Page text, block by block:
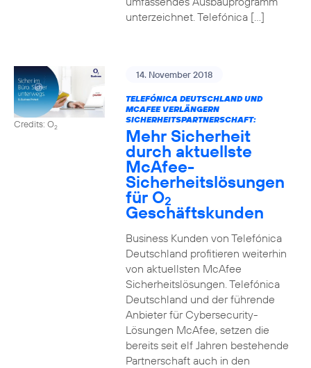
unterzeichnet. Telefónica […]
Credits: O2
14. November 2018
TELEFÓNICA DEUTSCHLAND UND
MCAFEE VERLÄNGERN
SICHERHEITSPARTNERSCHAFT:
Mehr Sicherheit
durch aktuellste
McAfee-
Sicherheitslösungen
für O2
Geschäftskunden
Business Kunden von Telefónica
Deutschland profitieren weiterhin
von aktuellsten McAfee
Sicherheitslösungen. Telefónica
Deutschland und der führende
Anbieter für Cybersecurity-
Lösungen McAfee, setzen die
bereits seit elf Jahren bestehende
Partnerschaft auch in den